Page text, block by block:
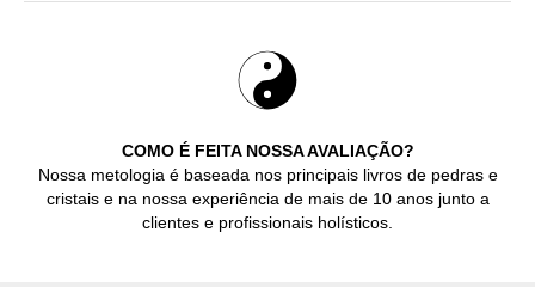
COMO É FEITA NOSSA AVALIAÇÃO?
Nossa metologia é baseada nos principais livros de pedras e
cristais e na nossa experiência de mais de 10 anos junto a
clientes e profissionais holísticos.